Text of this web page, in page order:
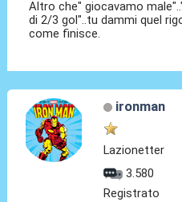
Altro che" giocavamo
di 2/3 gol"..tu dammi quel
come finisce.
ironman
Lazionetter
3.580
Registrato